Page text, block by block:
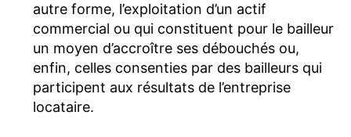
autre forme, l’exploitation d’un actif
commercial ou qui constituent pour le bailleur
un moyen d’accroître ses débouchés ou,
enfin, celles consenties par des bailleurs qui
participent aux résultats de l’entreprise
locataire.